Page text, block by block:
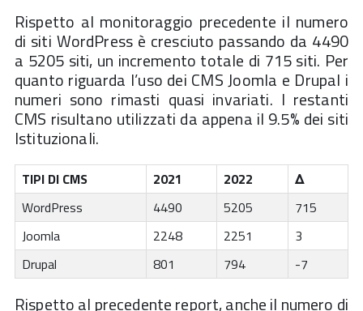
Rispetto al monitoraggio precedente il numero
di siti WordPress è cresciuto passando da 4490
a 5205 siti, un incremento totale di 715 siti. Per
quanto riguarda l’uso dei CMS Joomla e Drupal i
numeri sono rimasti quasi invariati. I restanti
CMS risultano utilizzati da appena il 9.5% dei siti
Istituzionali.
TIPI DI CMS 2021 2022
Δ
WordPress
4490 5205
715
Joomla
2248 2251
3
Drupal
801 794 -7
Rispetto al precedente report, anche il numero di